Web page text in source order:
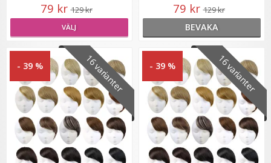
#24 Mellanblond - Original äkta löshår remy microringar
loop
★★ ★★
179 kr
VÄLJ
79 kr 129 kr
VÄLJ
79 kr 129 kr
BEVAKA
16 varianter
- 39 % 16 varianter
- 39 %